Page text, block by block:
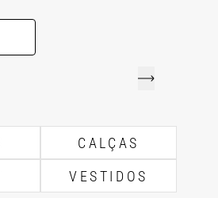
CALÇAS
VESTIDOS